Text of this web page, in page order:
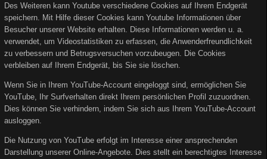
Des Weiteren kann Youtube verschiedene Cookies auf Ihrem Endgerät
speichern. Mit Hilfe dieser Cookies kann Youtube Informationen über
Besucher unserer Website erhalten. Diese Informationen werden u. a.
verwendet, um Videostatistiken zu erfassen, die Anwenderfreundlichkeit
zu verbessern und Betrugsversuchen vorzubeugen. Die Cookies
verbleiben auf Ihrem Endgerät, bis Sie sie löschen.
Wenn Sie in Ihrem YouTube-Account eingeloggt sind, ermöglichen Sie
YouTube, Ihr Surfverhalten direkt Ihrem persönlichen Profil zuzuordnen.
Dies können Sie verhindern, indem Sie sich aus Ihrem YouTube-Account
ausloggen.
Die Nutzung von YouTube erfolgt im Interesse einer ansprechenden
Darstellung unserer Online-Angebote. Dies stellt ein berechtigtes Interesse